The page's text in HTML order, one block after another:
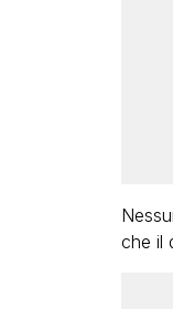
che il